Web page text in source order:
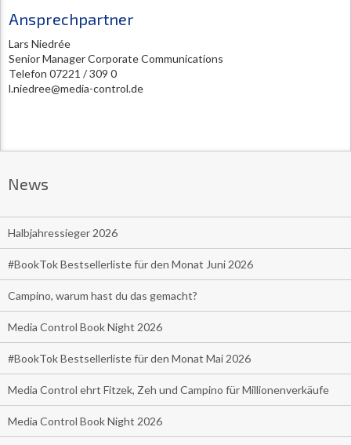
Ansprechpartner
Lars Niedrée
Senior Manager Corporate Communications
Telefon 07221 / 309 0
l.niedree@media-control.de
News
Halbjahressieger 2026
#BookTok Bestsellerliste für den Monat Juni 2026
Campino, warum hast du das gemacht?
Media Control Book Night 2026
#BookTok Bestsellerliste für den Monat Mai 2026
Media Control ehrt Fitzek, Zeh und Campino für Millionenverkäufe
Media Control Book Night 2026